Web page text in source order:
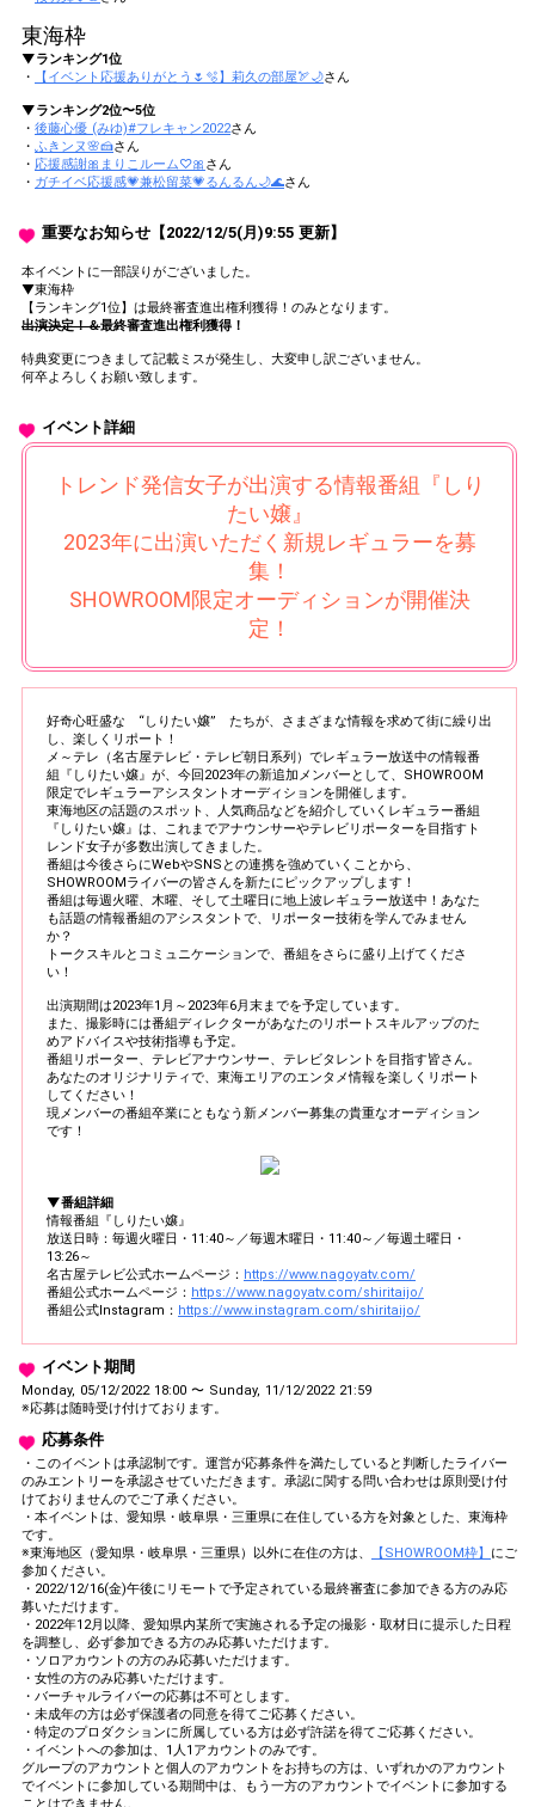
東海枠
▼ランキング1位
・
【イベント応援ありがとう🌷🫧】莉久の部屋🏹🌙さん
▼ランキング2位〜5位
・ 後藤心優 (みゆ)#フレキャン2022さん
・ ふきンヌ🌸🍰さん
・ 応援感謝🎀まりこルーム♡🎀 さん
・ ガチイベ応援感💗兼松留菜💗るんるん🌙🌊さん
重要なお知らせ【2022/12/5(月)9:55 更新】
本イベントに一部誤りがございました。
▼東海枠
【ランキング1位】は最終審査進出権利獲得！のみとなります。
出演決定！＆最終審査進出権利獲得！
特典変更につきまして記載ミスが発生し、大変申し訳ございません。
何卒よろしくお願い致します。
イベント詳細
トレンド発信女子が出演する情報番組『しり
たい嬢』
2023年に出演いただく新規レギュラーを募
集！
SHOWROOM限定オーディションが開催決
定！
好奇心旺盛な “しりたい嬢” たちが、さまざまな情報を求めて街に繰り出
し、楽しくリポート！
メ～テレ（名古屋テレビ・テレビ朝日系列）でレギュラー放送中の情報番
組『しりたい嬢』が、今回2023年の新追加メンバーとして、SHOWROOM
限定でレギュラーアシスタントオーディションを開催します。
東海地区の話題のスポット、人気商品などを紹介していくレギュラー番組
『しりたい嬢』は、これまでアナウンサーやテレビリポーターを目指すト
レンド女子が多数出演してきました。
番組は今後さらにWebやSNSとの連携を強めていくことから、
SHOWROOMライバーの皆さんを新たにピックアップします！
番組は毎週火曜、木曜、そして土曜日に地上波レギュラー放送中！あなた
も話題の情報番組のアシスタントで、リポーター技術を学んでみません
か？
トークスキルとコミュニケーションで、番組をさらに盛り上げてくださ
い！
出演期間は2023年1月～2023年6月末までを予定しています。
また、撮影時には番組ディレクターがあなたのリポートスキルアップのた
めアドバイスや技術指導も予定。
番組リポーター、テレビアナウンサー、テレビタレントを目指す皆さん。
あなたのオリジナリティで、東海エリアのエンタメ情報を楽しくリポート
してください！
現メンバーの番組卒業にともなう新メンバー募集の貴重なオーディション
です！
▼番組詳細
情報番組『しりたい嬢』
放送日時：毎週火曜日・11:40～／毎週木曜日・11:40～／毎週土曜日・
13:26～
名古屋テレビ公式ホームページ： https://www.nagoyatv.com/
番組公式ホームページ： https://www.nagoyatv.com/shiritaijo/
番組公式Instagram： https://www.instagram.com/shiritaijo/
イベント期間
Monday, 05/12/2022 18:00 〜 Sunday, 11/12/2022 21:59
※応募は随時受け付けております。
応募条件
・このイベントは承認制です。運営が応募条件を満たしていると判断したライバー
のみエントリーを承認させていただきます。承認に関する問い合わせは原則受け付
けておりませんのでご了承ください。
・本イベントは、愛知県・岐阜県・三重県に在住している方を対象とした、東海枠
です。
※東海地区（愛知県・岐阜県・三重県）以外に在住の方は、
【SHOWROOM枠】 にご
参加ください。
・2022/12/16(金)午後にリモートで予定されている最終審査に参加できる方のみ応
募いただけます。
・2022年12月以降、愛知県内某所で実施される予定の撮影・取材日に提示した日程
を調整し、必ず参加できる方のみ応募いただけます。
・ソロアカウントの方のみ応募いただけます。
・女性の方のみ応募いただけます。
・バーチャルライバーの応募は不可とします。
・未成年の方は必ず保護者の同意を得てご応募ください。
・特定のプロダクションに所属している方は必ず許諾を得てご応募ください。
・イベントへの参加は、1人1アカウントのみです。
グループのアカウントと個人のアカウントをお持ちの方は、いずれかのアカウント
でイベントに参加している期間中は、もう一方のアカウントでイベントに参加する